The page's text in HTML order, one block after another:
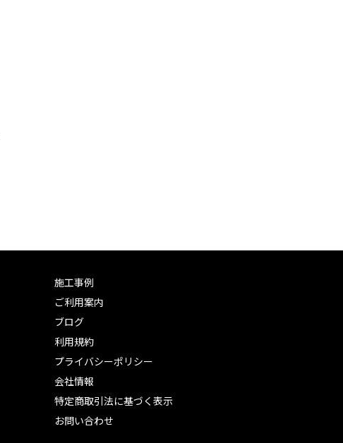
施工事例
ご利用案内
ブログ
利用規約
プライバシーポリシー
会社情報
特定商取引法に基づく表示
お問い合わせ